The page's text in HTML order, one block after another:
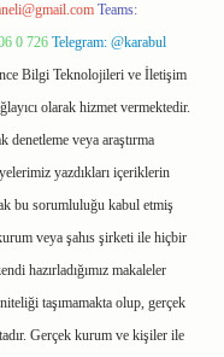
Teams:
0 726 Telegram: @karabul
Bilgi Teknolojileri ve İletişim
olarak hizmet vermektedir.
veya araştırma
yazdıkları içeriklerin
bu sorumluluğu kabul etmiş
veya şahıs şirketi ile hiçbir
hazırladığımız makaleler
taşımamakta olup, gerçek
Gerçek kurum ve kişiler ile